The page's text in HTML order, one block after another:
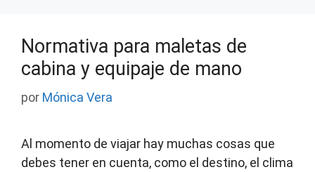
Normativa para maletas de
cabina y equipaje de mano
por Mónica Vera
Al momento de viajar hay muchas cosas que
debes tener en cuenta, como el destino, el clima